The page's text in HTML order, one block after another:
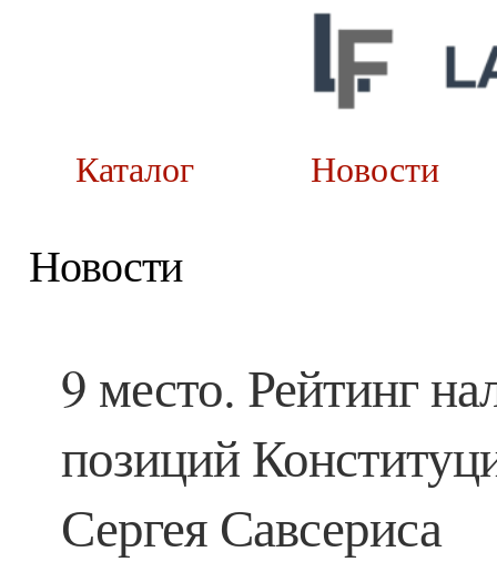
Каталог
Новости
9 место. Рейтинг
позиций
Сергея Савсериса